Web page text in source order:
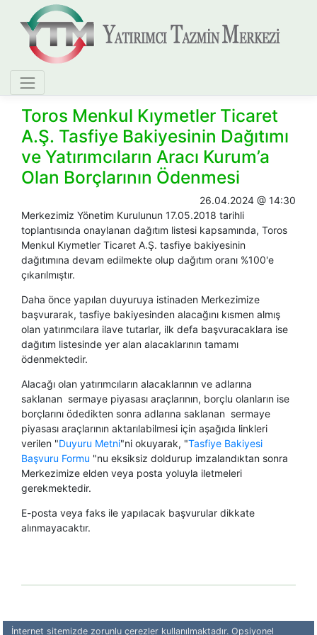
Toros Menkul Kıymetler Ticaret
A.Ş. Tasfiye Bakiyesinin Dağıtımı
ve Yatırımcıların Aracı Kurum’a
Olan Borçlarının Ödenmesi
26.04.2024 @ 14:30
Merkezimiz Yönetim Kurulunun 17.05.2018 tarihli
toplantısında onaylanan dağıtım listesi kapsamında, Toros
Menkul Kıymetler Ticaret A.Ş. tasfiye bakiyesinin
dağıtımına devam edilmekte olup dağıtım oranı %100'e
çıkarılmıştır.
Daha önce yapılan duyuruya istinaden Merkezimize
başvurarak, tasfiye bakiyesinden alacağını kısmen almış
olan yatırımcılara ilave tutarlar, ilk defa başvuracaklara ise
dağıtım listesinde yer alan alacaklarının tamamı
ödenmektedir.
Alacağı olan yatırımcıların alacaklarının ve adlarına
saklanan sermaye piyasası araçlarının, borçlu olanların ise
borçlarını ödedikten sonra adlarına saklanan sermaye
piyasası araçlarının aktarılabilmesi için aşağıda linkleri
verilen "Duyuru Metni"ni okuyarak, "Tasfiye Bakiyesi
Başvuru Formu "nu eksiksiz doldurup imzalandıktan sonra
Merkezimize elden veya posta yoluyla iletmeleri
gerekmektedir.
E-posta veya faks ile yapılacak başvurular dikkate
alınmayacaktır.​
İnternet sitemizde zorunlu çerezler kullanılmaktadır. Opsiyonel